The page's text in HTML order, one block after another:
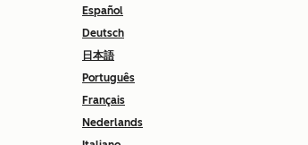
Español
Deutsch
日本語
Português
Français
Nederlands